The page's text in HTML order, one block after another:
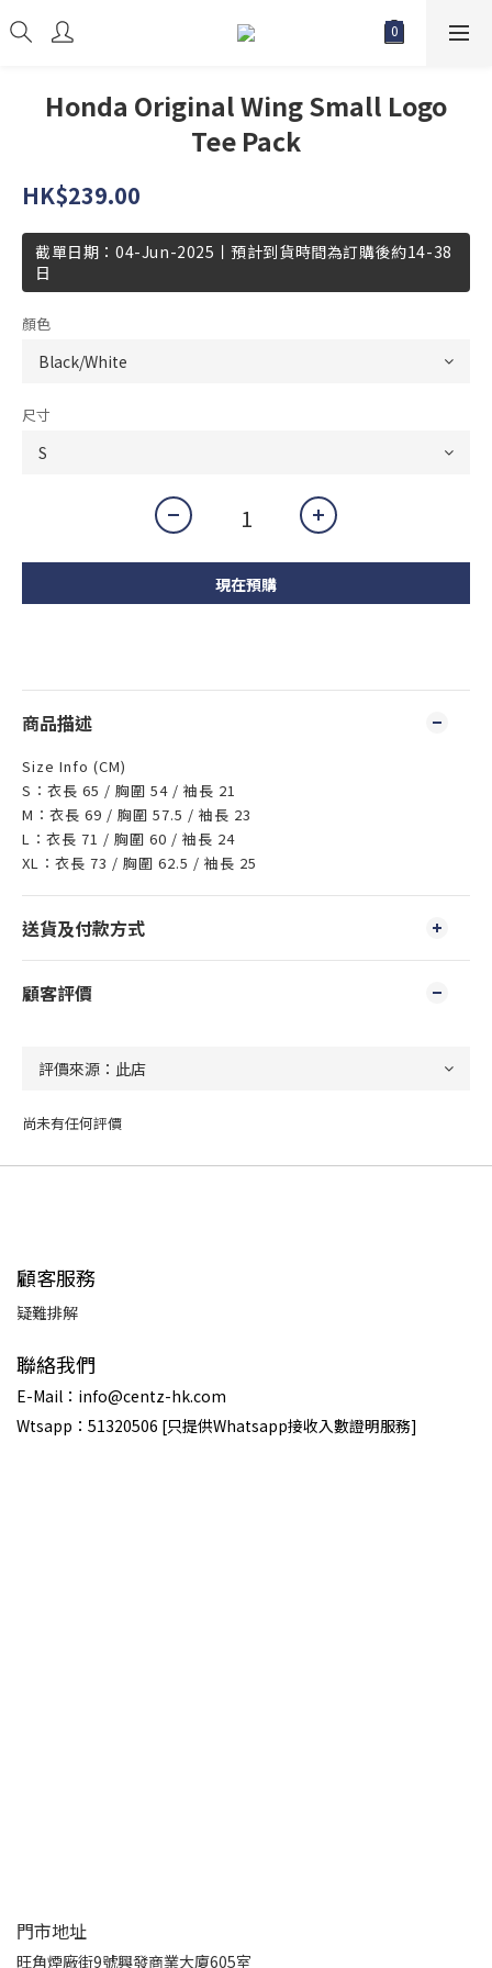
Honda Original Wing Small Logo
Tee Pack
HK$239.00
截單日期：04-Jun-2025丨預計到貨時間為訂購後約14-38
日
顏色
尺寸
現在預購
商品描述
Size Info (CM)
S：衣長 65 / 胸圍 54 / 袖長 21
M：衣長 69 / 胸圍 57.5 / 袖長 23
L：衣長 71 / 胸圍 60 / 袖長 24
XL：衣長 73 / 胸圍 62.5 / 袖長 25
送貨及付款方式
顧客評價
尚未有任何評價
顧客服務
疑難排解
聯絡我們
E-Mail：info@centz-hk.com
Wtsapp：51320506 [只提供Whatsapp接收入數證明服務]
門市地址
旺角煙廠街9號興發商業大廈605室